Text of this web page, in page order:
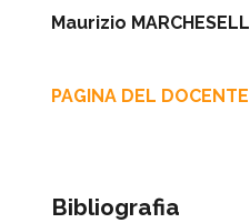
Maurizio MARCHESELLI
PAGINA DEL DOCENTE
Bibliografia